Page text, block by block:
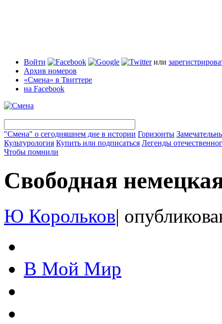
Войти или
Архив номеров
«Смена» в Твиттере
на Facebook
"Смена" о сегодняшнем дне в истории Горизонты
Культурология Купить или подписаться Легенды
Чтобы помнили
Свободная
Ю Корольков|
В Мой Мир